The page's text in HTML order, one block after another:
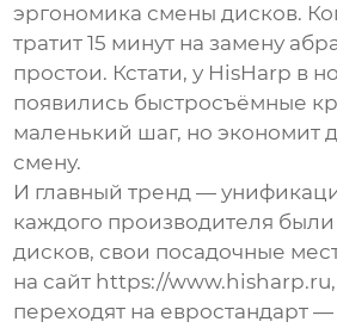
эргономика смены дисков.
тратит 15 минут на замену
простои. Кстати, у HisHarp в
появились быстросъёмные
маленький шаг, но экономит
смену.
И главный тренд —
каждого производителя
дисков, свои посадочные
на сайт https://www.hisharp.ru,
переходят на евростандарт